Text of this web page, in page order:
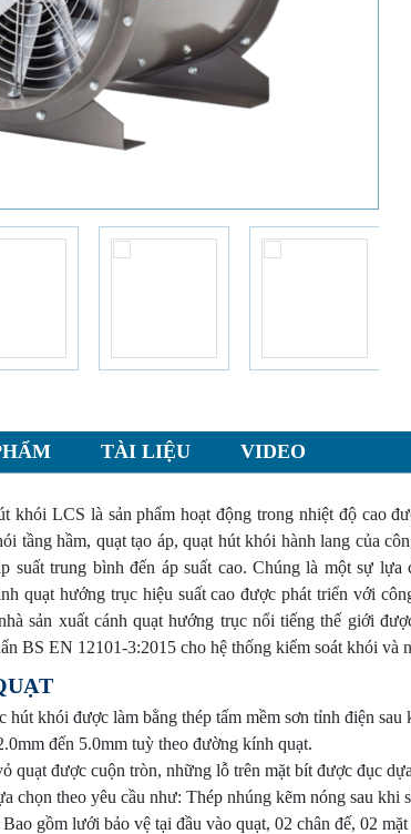
TÀI LIỆU VIDEO
khói LCS là sản phẩm hoạt động trong nhiệt độ cao
tầng hầm, quạt tạo áp, quạt hút khói hành lang của
suất trung bình đến áp suất cao. Chúng là một sự
quạt hướng trục hiệu suất cao được phát triển với
sản xuất cánh quạt hướng trục nổi tiếng thế giới
BS EN 12101-3:2015 cho hệ thống kiểm soát khói và
hút khói được làm bằng thép tấm mềm sơn tỉnh điện sau
đến 5.0mm tuỳ theo đường kính quạt.
quạt được cuộn tròn, những lỗ trên mặt bít được đục
chọn theo yêu cầu như: Thép nhúng kẽm nóng sau khi
gồm lưới bảo vệ tại đầu vào quạt, 02 chân đế, 02